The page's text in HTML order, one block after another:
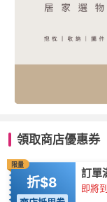
領取商店優惠券
限量
折$8
訂單
即將